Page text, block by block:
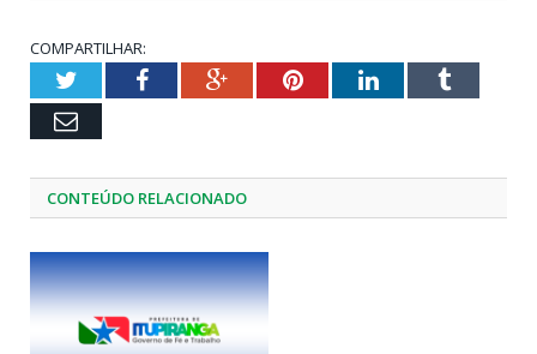
COMPARTILHAR:
TwitterFacebookGoogle+PinterestLinkedInTumblr
Email
CONTEÚDO RELACIONADO